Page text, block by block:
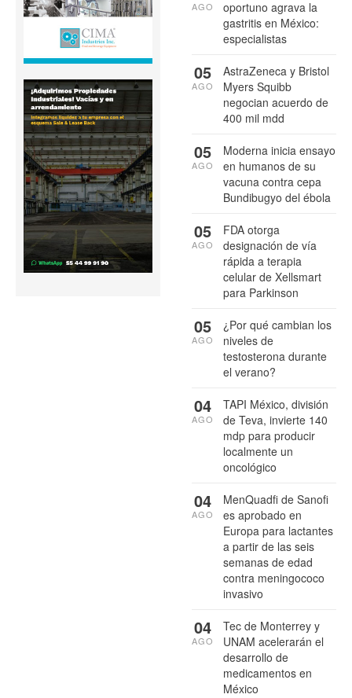
oportuno agrava la
gastritis en México:
especialistas
AGO
AstraZeneca y Bristol
Myers Squibb
negocian acuerdo de
400 mil mdd
05
AGO
Moderna inicia ensayo
en humanos de su
vacuna contra cepa
Bundibugyo del ébola
05
AGO
FDA otorga
designación de vía
rápida a terapia
celular de Xellsmart
para Parkinson
05
AGO
¿Por qué cambian los
niveles de
testosterona durante
el verano?
05
AGO
TAPI México, división
de Teva, invierte 140
mdp para producir
localmente un
oncológico
04
AGO
MenQuadfi de Sanofi
es aprobado en
Europa para lactantes
a partir de las seis
semanas de edad
contra meningococo
invasivo
04
AGO
Tec de Monterrey y
UNAM acelerarán el
desarrollo de
medicamentos en
México
04
AGO